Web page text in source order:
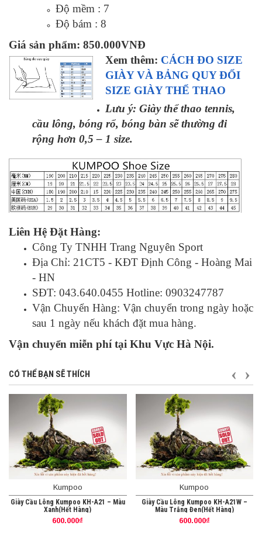
Độ mềm : 7
Độ bám : 8
Giá sản phẩm: 850.000VNĐ
Xem thêm: CÁCH ĐO SIZE
GIÀY VÀ BẢNG QUY ĐỔI
SIZE GIÀY THỂ THAO
Lưu ý: Giày thể thao tennis,
cầu lông, bóng rổ, bóng bàn sẽ thường đi
rộng hơn 0,5 – 1 size.
Liên Hệ Đặt Hàng:
Công Ty TNHH Trang Nguyên Sport
Địa Chỉ: 21CT5 - KĐT Định Công - Hoàng Mai
- HN
SĐT: 043.640.0455 Hotline: 0903247787
Vận Chuyển Hàng: Vận chuyển trong ngày hoặc
sau 1 ngày nếu khách đặt mua hàng.
Vận chuyển miễn phí tại Khu Vực Hà Nội.
CÓ THỂ BẠN SẼ THÍCH
Kumpoo
Giày Cầu Lông Kumpoo KH-A21 – Màu
Xanh(Hết Hàng)
600.000₫
Kumpoo
Giày Cầu Lông Kumpoo KH-A21W –
Màu Trắng Đen(Hết Hàng)
600.000₫